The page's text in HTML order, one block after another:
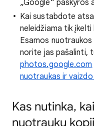
„Google“ paskyros
Kai sustabdote
neleidžiama tik
Esamos
norite jas pašalinti,
photos.google.com
nuotraukas ir
Kas nutinka,
nuotraukų